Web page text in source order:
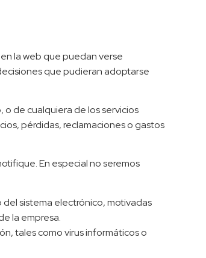
la web que puedan verse
que pudieran adoptarse
o de cualquiera de los servicios
pérdidas, reclamaciones o gastos
En especial no seremos
sistema electrónico, motivadas
la empresa.
tales como virus informáticos o